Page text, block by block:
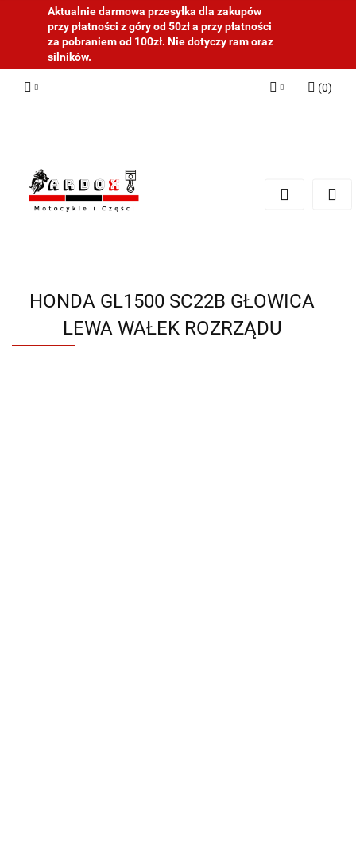
Aktualnie darmowa przesyłka dla zakupów
przy płatności z góry od 50zł a przy płatności
za pobraniem od 100zł. Nie dotyczy ram oraz
silników.
(0)
HONDA GL1500 SC22B GŁOWICA
LEWA WAŁEK ROZRZĄDU